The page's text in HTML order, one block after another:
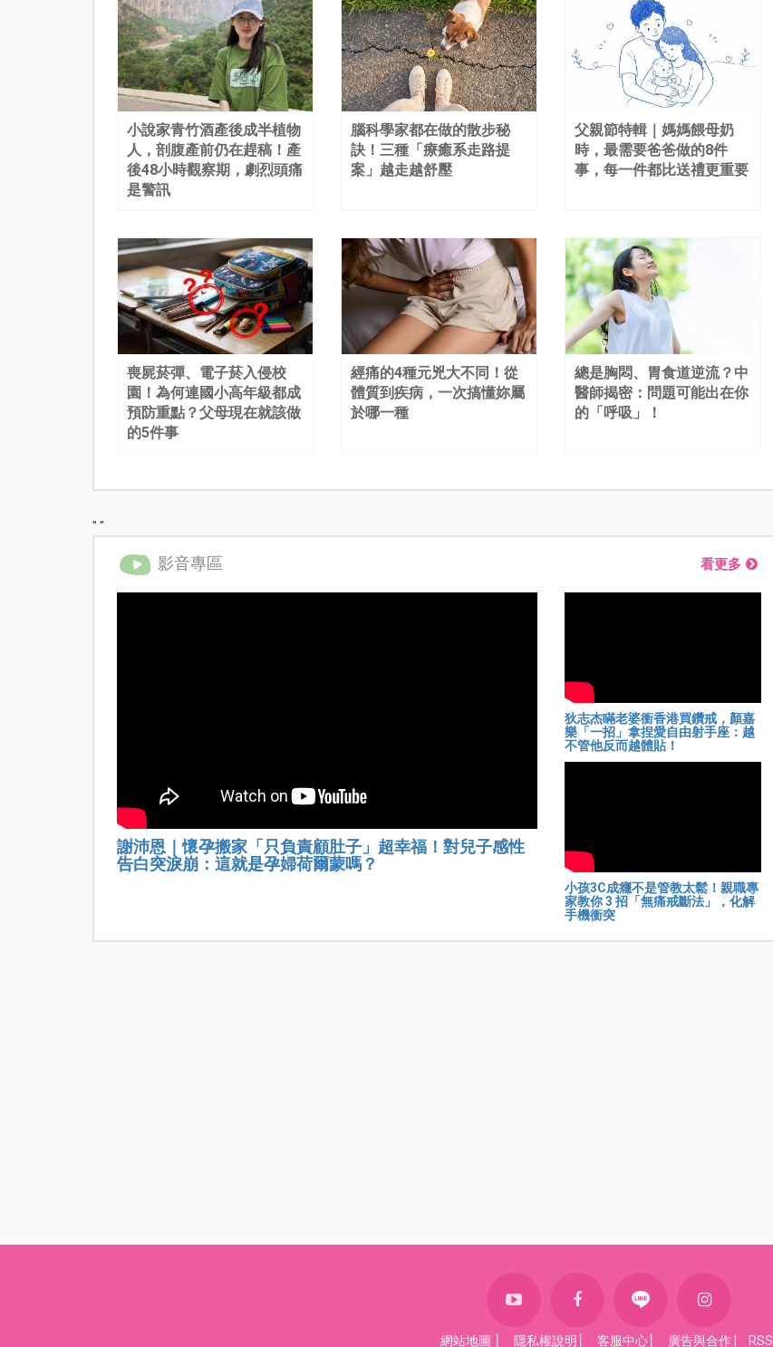
小說家青竹酒產後成半植物
人，剖腹產前仍在趕稿！產
後48小時觀察期，劇烈頭痛
是警訊
腦科學家都在做的散步秘
訣！三種「療癒系走路提
案」越走越舒壓
父親節特輯｜媽媽餵母奶
時，最需要爸爸做的8件
事，每一件都比送禮更重要
喪屍菸彈、電子菸入侵校
園！為何連國小高年級都成
預防重點？父母現在就該做
的5件事
經痛的4種元兇大不同！從
體質到疾病，一次搞懂妳屬
於哪一種
總是胸悶、胃食道逆流？中
醫師揭密：問題可能出在你
的「呼吸」！
" "
影音專區 看更多
謝沛恩｜懷孕搬家「只負責顧肚子」超幸福！對兒子感性
告白突淚崩：這就是孕婦荷爾蒙嗎？
狄志杰瞞老婆衝香港買鑽戒，顏嘉
樂「一招」拿捏愛自由射手座：越
不管他反而越體貼！
小孩3C成癮不是管教太鬆！親職專
家教你 3 招「無痛戒斷法」，化解
手機衝突
網站地圖 隱私權說明 客服中心 廣告與合作 RSS